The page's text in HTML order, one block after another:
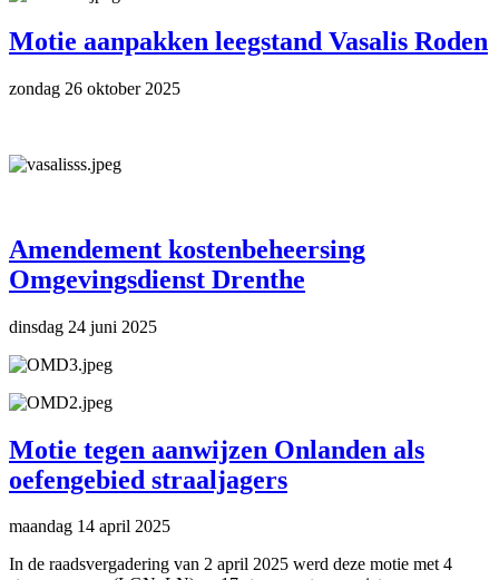
Motie aanpakken leegstand Vasalis Roden
zondag 26 oktober 2025
Amendement kostenbeheersing
Omgevingsdienst Drenthe
dinsdag 24 juni 2025
Motie tegen aanwijzen Onlanden als
oefengebied straaljagers
maandag 14 april 2025
In de raadsvergadering van 2 april 2025 werd deze motie met 4